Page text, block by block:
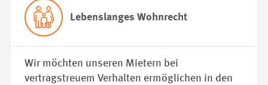
Lebenslanges Wohn­recht
Wir möchten unseren Mietern bei
vertragstreuem Verhalten ermöglichen in den